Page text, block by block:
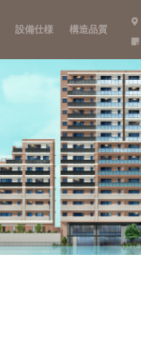
設備仕様 構造品質